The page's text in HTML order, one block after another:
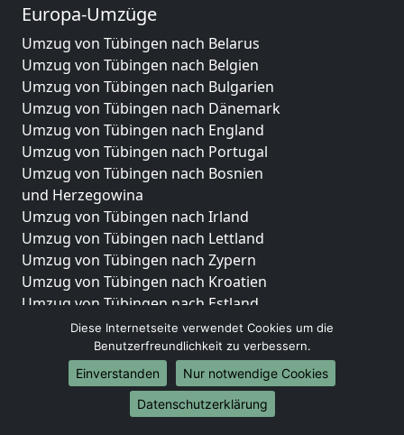
Europa-Umzüge
Umzug von Tübingen nach Belarus
Umzug von Tübingen nach Belgien
Umzug von Tübingen nach Bulgarien
Umzug von Tübingen nach Dänemark
Umzug von Tübingen nach England
Umzug von Tübingen nach Portugal
Umzug von Tübingen nach Bosnien
und Herzegowina
Umzug von Tübingen nach Irland
Umzug von Tübingen nach Lettland
Umzug von Tübingen nach Zypern
Umzug von Tübingen nach Kroatien
Umzug von Tübingen nach Estland
Umzug von Tübingen nach Finnland
Umzug von Tübingen nach Frankreich
Umzug von Tübingen nach Griechenland
Umzug von Tübingen nach Italien
Umzug von Tübingen nach Liechtenstein
Diese Internetseite verwendet Cookies um die
Benutzerfreundlichkeit zu verbessern.
Einverstanden
Nur notwendige Cookies
Datenschutzerklärung